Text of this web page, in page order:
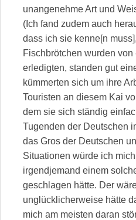
unangenehme Art und
(Ich fand zudem auch
dass ich sie kenne[n
Fischbrötchen wurden
erledigten, standen gut
kümmerten sich um ihre
Touristen an diesem Kai
dem sie sich ständig
Tugenden der Deutschen
das Gros der Deutschen
Situationen würde ich
irgendjemand einem
geschlagen hätte. Der
unglücklicherweise hätte
mich am meisten daran